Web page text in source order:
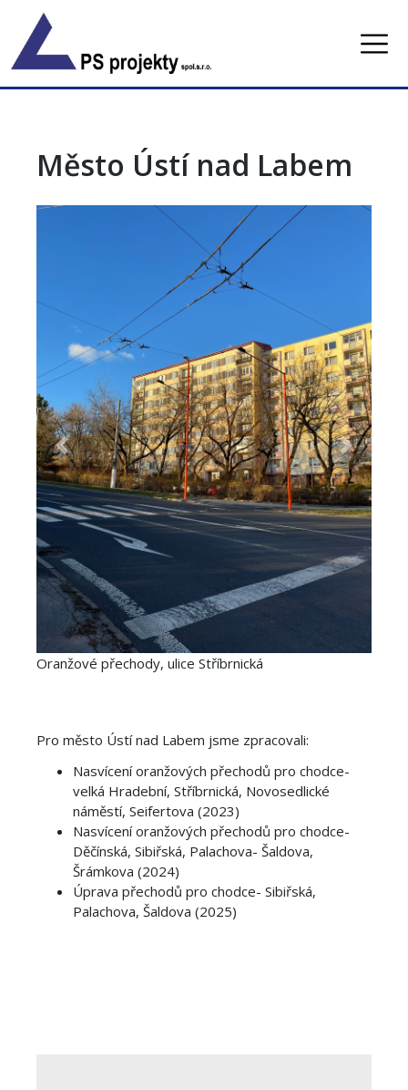
content
Město Ústí nad Labem
Oranžové přechody, ulice Stříbrnická
Previous Next
Pro město Ústí nad Labem jsme zpracovali:
Nasvícení oranžových přechodů pro chodce-
velká Hradební, Stříbrnická, Novosedlické
náměstí, Seifertova (2023)
Nasvícení oranžových přechodů pro chodce-
Děčínská, Sibiřská, Palachova- Šaldova,
Šrámkova (2024)
Úprava přechodů pro chodce- Sibiřská,
Palachova, Šaldova (2025)